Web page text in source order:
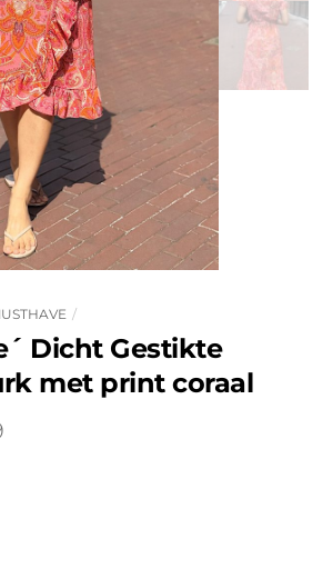
Dicht Gestikte
met print coraal
Huidige